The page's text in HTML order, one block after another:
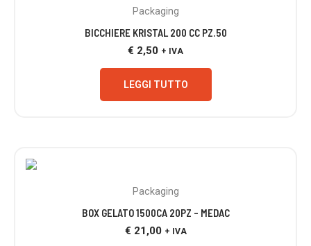
Packaging
BICCHIERE KRISTAL 200 CC PZ.50
€ 2,50 + IVA
LEGGI TUTTO
Packaging
BOX GELATO 1500CA 20PZ – MEDAC
€ 21,00 + IVA